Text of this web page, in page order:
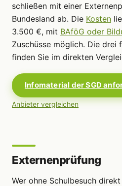
schließen mit einer
Bundesland ab. Die Kosten
3.500 €, mit BAföG oder
Zuschüsse möglich. Die drei
finden Sie im direkten
Infomaterial der SGD
Anbieter vergleichen
Externenprüfung
Wer ohne Schulbesuch